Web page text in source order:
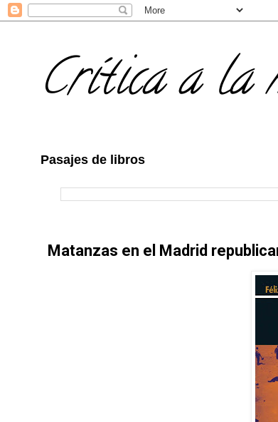
Crítica a la
Pasajes de libros
Matanzas en el Madrid